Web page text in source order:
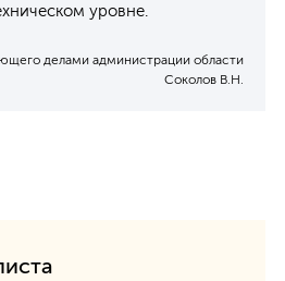
уровне.
делами администрации области
Соколов В.Н.